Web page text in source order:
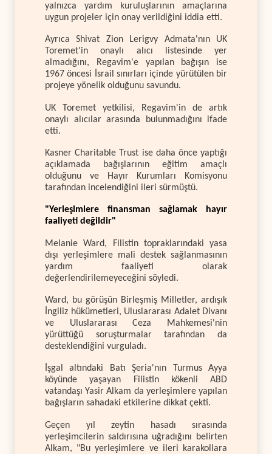
yalnızca yardım kuruluşlarının amaçlarına
uygun projeler için onay verildiğini iddia etti.
Ayrıca Shivat Zion Lerigvy Admata'nın UK
Toremet'in onaylı alıcı listesinde yer
almadığını, Regavim'e yapılan bağışın ise
1967 öncesi İsrail sınırları içinde yürütülen bir
projeye yönelik olduğunu savundu.
UK Toremet yetkilisi, Regavim'in de artık
onaylı alıcılar arasında bulunmadığını ifade
etti.
Kasner Charitable Trust ise daha önce yaptığı
açıklamada bağışlarının eğitim amaçlı
olduğunu ve Hayır Kurumları Komisyonu
tarafından incelendiğini ileri sürmüştü.
"Yerleşimlere finansman sağlamak hayır
faaliyeti değildir"
Melanie Ward, Filistin topraklarındaki yasa
dışı yerleşimlere mali destek sağlanmasının
yardım faaliyeti olarak
değerlendirilemeyeceğini söyledi.
Ward, bu görüşün Birleşmiş Milletler, ardışık
İngiliz hükümetleri, Uluslararası Adalet Divanı
ve Uluslararası Ceza Mahkemesi'nin
yürüttüğü soruşturmalar tarafından da
desteklendiğini vurguladı.
İşgal altındaki Batı Şeria'nın Turmus Ayya
köyünde yaşayan Filistin kökenli ABD
vatandaşı Yasir Alkam da yerleşimlere yapılan
bağışların sahadaki etkilerine dikkat çekti.
Geçen yıl zeytin hasadı sırasında
yerleşimcilerin saldırısına uğradığını belirten
Alkam, "Bu yerleşimlere ve ileri karakollara